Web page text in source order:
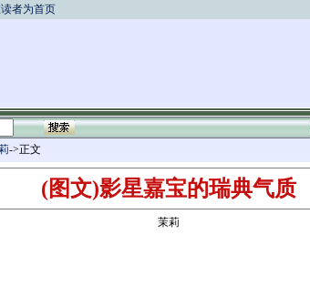
者为首页
->正文
(图文)影星嘉宝的瑞典气质
茉莉